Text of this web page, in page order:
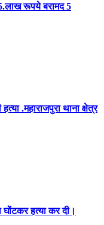
रूपये बरामद 5
.महाराजपुरा थाना क्षेत्र
हत्या कर दी।